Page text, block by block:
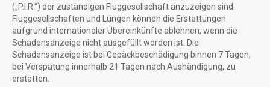
(„P.I.R.“) der zuständigen Fluggesellschaft anzuzeigen sind.
Fluggesellschaften und Lüngen können die Erstattungen
aufgrund internationaler Übereinkünfte ablehnen, wenn die
Schadensanzeige nicht ausgefüllt worden ist. Die
Schadensanzeige ist bei Gepäckbeschädigung binnen 7 Tagen,
bei Verspätung innerhalb 21 Tagen nach Aushändigung, zu
erstatten.